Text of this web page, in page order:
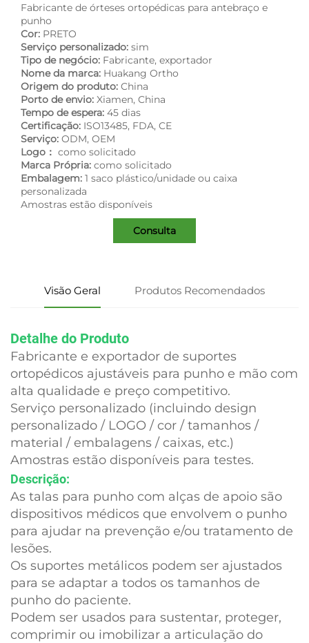
Fabricante de órteses ortopédicas para antebraço e
punho
Cor: PRETO
Serviço personalizado: sim
Tipo de negócio: Fabricante, exportador
Nome da marca: Huakang Ortho
Origem do produto: China
Porto de envio: Xiamen, China
Tempo de espera: 45 dias
Certificação: ISO13485, FDA, CE
Serviço: ODM, OEM
Logo： como solicitado
Marca Própria: como solicitado
Embalagem: 1 saco plástico/unidade ou caixa
personalizada
Amostras estão disponíveis
Consulta
Visão Geral Produtos Recomendados
Detalhe do Produto
Fabricante e exportador de suportes
ortopédicos ajustáveis para punho e mão com
alta qualidade e preço competitivo.
Serviço personalizado (incluindo design
personalizado / LOGO / cor / tamanhos /
material / embalagens / caixas, etc.)
Amostras estão disponíveis para testes.
Descrição:
As talas para punho com alças de apoio são
dispositivos médicos que envolvem o punho
para ajudar na prevenção e/ou tratamento de
lesões.
Os suportes metálicos podem ser ajustados
para se adaptar a todos os tamanhos de
punho do paciente.
Podem ser usados para sustentar, proteger,
comprimir ou imobilizar a articulação do